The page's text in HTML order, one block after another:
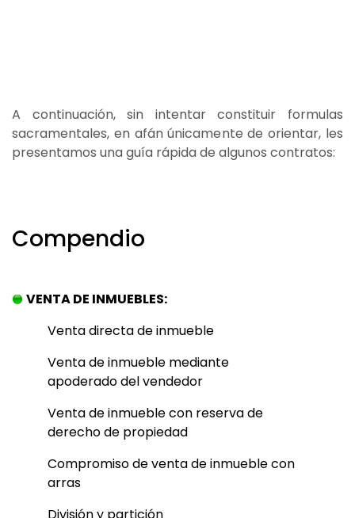
A continuación, sin intentar constituir formulas
sacramentales, en afán únicamente de orientar, les
presentamos una guía rápida de algunos contratos:
Compendio
VENTA DE INMUEBLES:
Venta directa de inmueble
Venta de inmueble mediante
apoderado del vendedor
Venta de inmueble con reserva de
derecho de propiedad
Compromiso de venta de inmueble con
arras
División y partición